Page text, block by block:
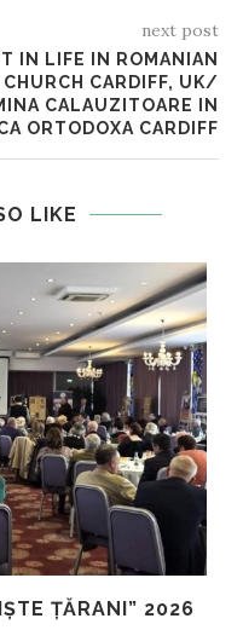
next post
IN LIFE IN ROMANIAN
CHURCH CARDIFF, UK/
CALAUZITOARE IN
ORTODOXA CARDIFF
LIKE
ȚĂRANI” 2026